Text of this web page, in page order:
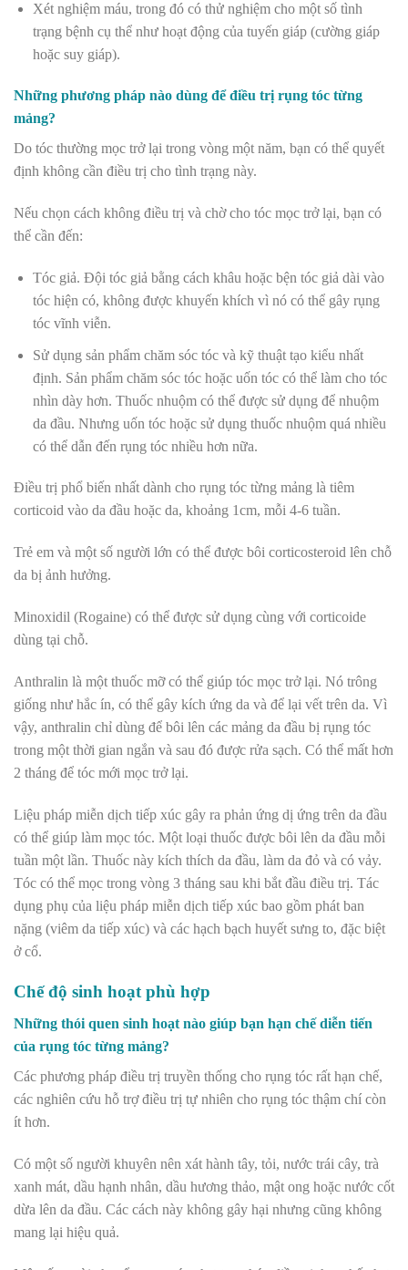
Xét nghiệm máu, trong đó có thử nghiệm cho một số tình
trạng bệnh cụ thể như hoạt động của tuyến giáp (cường giáp
hoặc suy giáp).
Những phương pháp nào dùng để điều trị rụng tóc từng
mảng?
Do tóc thường mọc trở lại trong vòng một năm, bạn có thể quyết
định không cần điều trị cho tình trạng này.
Nếu chọn cách không điều trị và chờ cho tóc mọc trở lại, bạn có
thể cần đến:
Tóc giả. Đội tóc giả bằng cách khâu hoặc bện tóc giả dài vào
tóc hiện có, không được khuyến khích vì nó có thể gây rụng
tóc vĩnh viễn.
Sử dụng sản phẩm chăm sóc tóc và kỹ thuật tạo kiểu nhất
định. Sản phẩm chăm sóc tóc hoặc uốn tóc có thể làm cho tóc
nhìn dày hơn. Thuốc nhuộm có thể được sử dụng để nhuộm
da đầu. Nhưng uốn tóc hoặc sử dụng thuốc nhuộm quá nhiều
có thể dẫn đến rụng tóc nhiều hơn nữa.
Điều trị phổ biến nhất dành cho rụng tóc từng mảng là tiêm
corticoid vào da đầu hoặc da, khoảng 1cm, mỗi 4-6 tuần.
Trẻ em và một số người lớn có thể được bôi corticosteroid lên chỗ
da bị ảnh hưởng.
Minoxidil (Rogaine) có thể được sử dụng cùng với corticoide
dùng tại chỗ.
Anthralin là một thuốc mỡ có thể giúp tóc mọc trở lại. Nó trông
giống như hắc ín, có thể gây kích ứng da và để lại vết trên da. Vì
vậy, anthralin chỉ dùng để bôi lên các mảng da đầu bị rụng tóc
trong một thời gian ngắn và sau đó được rửa sạch. Có thể mất hơn
2 tháng để tóc mới mọc trở lại.
Liệu pháp miễn dịch tiếp xúc gây ra phản ứng dị ứng trên da đầu
có thể giúp làm mọc tóc. Một loại thuốc được bôi lên da đầu mỗi
tuần một lần. Thuốc này kích thích da đầu, làm da đỏ và có vảy.
Tóc có thể mọc trong vòng 3 tháng sau khi bắt đầu điều trị. Tác
dụng phụ của liệu pháp miễn dịch tiếp xúc bao gồm phát ban
nặng (viêm da tiếp xúc) và các hạch bạch huyết sưng to, đặc biệt
ở cổ.
Chế độ sinh hoạt phù hợp
Những thói quen sinh hoạt nào giúp bạn hạn chế diễn tiến
của rụng tóc từng mảng?
Các phương pháp điều trị truyền thống cho rụng tóc rất hạn chế,
các nghiên cứu hỗ trợ điều trị tự nhiên cho rụng tóc thậm chí còn
ít hơn.
Có một số người khuyên nên xát hành tây, tỏi, nước trái cây, trà
xanh mát, dầu hạnh nhân, dầu hương thảo, mật ong hoặc nước cốt
dừa lên da đầu. Các cách này không gây hại nhưng cũng không
mang lại hiệu quả.